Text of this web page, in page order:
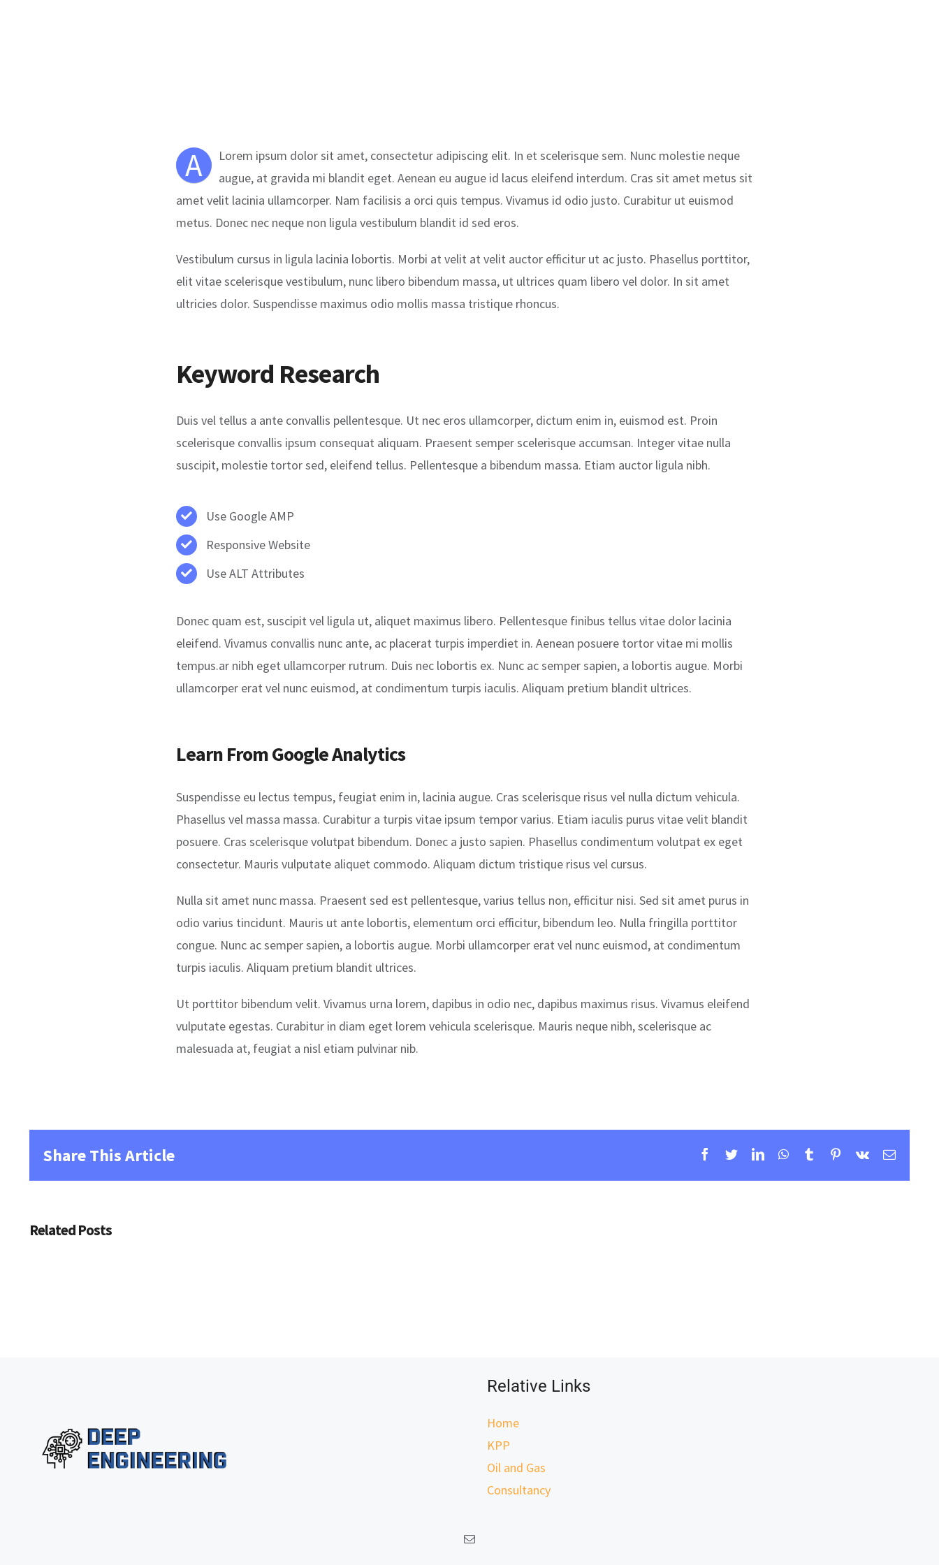
A
Lorem ipsum dolor sit amet, consectetur adipiscing elit. In et scelerisque sem. Nunc molestie neque
augue, at gravida mi blandit eget. Aenean eu augue id lacus eleifend interdum. Cras sit amet metus sit
amet velit lacinia ullamcorper. Nam facilisis a orci quis tempus. Vivamus id odio justo. Curabitur ut euismod
metus. Donec nec neque non ligula vestibulum blandit id sed eros.
Vestibulum cursus in ligula lacinia lobortis. Morbi at velit at velit auctor efficitur ut ac justo. Phasellus porttitor,
elit vitae scelerisque vestibulum, nunc libero bibendum massa, ut ultrices quam libero vel dolor. In sit amet
ultricies dolor. Suspendisse maximus odio mollis massa tristique rhoncus.
Keyword Research
Duis vel tellus a ante convallis pellentesque. Ut nec eros ullamcorper, dictum enim in, euismod est. Proin
scelerisque convallis ipsum consequat aliquam. Praesent semper scelerisque accumsan. Integer vitae nulla
suscipit, molestie tortor sed, eleifend tellus. Pellentesque a bibendum massa. Etiam auctor ligula nibh.
Use Google AMP
Responsive Website
Use ALT Attributes
Donec quam est, suscipit vel ligula ut, aliquet maximus libero. Pellentesque finibus tellus vitae dolor lacinia
eleifend. Vivamus convallis nunc ante, ac placerat turpis imperdiet in. Aenean posuere tortor vitae mi mollis
tempus.ar nibh eget ullamcorper rutrum. Duis nec lobortis ex. Nunc ac semper sapien, a lobortis augue. Morbi
ullamcorper erat vel nunc euismod, at condimentum turpis iaculis. Aliquam pretium blandit ultrices.
Learn From Google Analytics
Suspendisse eu lectus tempus, feugiat enim in, lacinia augue. Cras scelerisque risus vel nulla dictum vehicula.
Phasellus vel massa massa. Curabitur a turpis vitae ipsum tempor varius. Etiam iaculis purus vitae velit blandit
posuere. Cras scelerisque volutpat bibendum. Donec a justo sapien. Phasellus condimentum volutpat ex eget
consectetur. Mauris vulputate aliquet commodo. Aliquam dictum tristique risus vel cursus.
Nulla sit amet nunc massa. Praesent sed est pellentesque, varius tellus non, efficitur nisi. Sed sit amet purus in
odio varius tincidunt. Mauris ut ante lobortis, elementum orci efficitur, bibendum leo. Nulla fringilla porttitor
congue. Nunc ac semper sapien, a lobortis augue. Morbi ullamcorper erat vel nunc euismod, at condimentum
turpis iaculis. Aliquam pretium blandit ultrices.
Ut porttitor bibendum velit. Vivamus urna lorem, dapibus in odio nec, dapibus maximus risus. Vivamus eleifend
vulputate egestas. Curabitur in diam eget lorem vehicula scelerisque. Mauris neque nibh, scelerisque ac
malesuada at, feugiat a nisl etiam pulvinar nib.
Share This Article Facebook
TwitterLinkedinWhatsapp
TumblrPinterest
Vk Email
Related Posts
Relative Links
Home
KPP
Oil and Gas
Consultancy